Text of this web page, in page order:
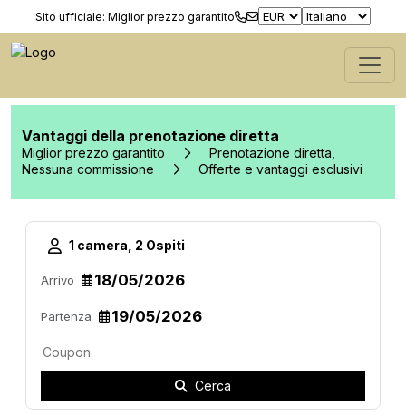
Sito ufficiale: Miglior prezzo garantito
Vantaggi della prenotazione diretta
Miglior prezzo garantito
Prenotazione diretta,
Nessuna commissione
Offerte e vantaggi esclusivi
1 camera, 2 Ospiti
Arrivo
Partenza
Cerca